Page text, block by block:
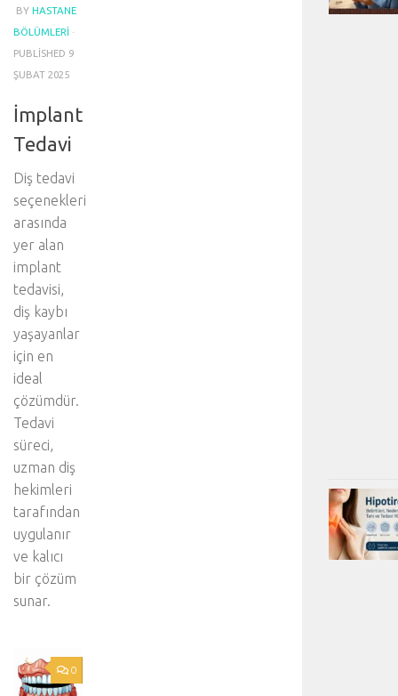
BY HASTANE
BÖLÜMLERI ·
PUBLISHED 9
ŞUBAT 2025
İmplant
Tedavi
Diş tedavi
seçenekleri
arasında
yer alan
implant
tedavisi,
diş kaybı
yaşayanlar
için en
ideal
çözümdür.
Tedavi
süreci,
uzman diş
hekimleri
tarafından
uygulanır
ve kalıcı
bir çözüm
sunar.
0